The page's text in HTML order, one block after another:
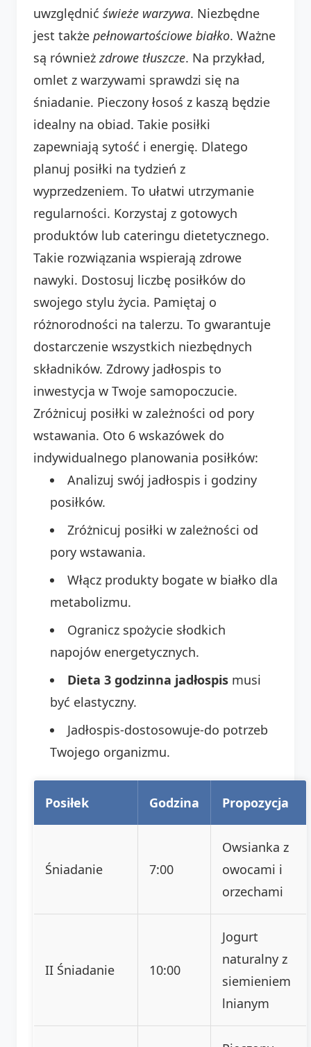
uwzględnić świeże warzywa. Niezbędne
jest także pełnowartościowe białko. Ważne
są również zdrowe tłuszcze. Na przykład,
omlet z warzywami sprawdzi się na
śniadanie. Pieczony łosoś z kaszą będzie
idealny na obiad. Takie posiłki
zapewniają sytość i energię. Dlatego
planuj posiłki na tydzień z
wyprzedzeniem. To ułatwi utrzymanie
regularności. Korzystaj z gotowych
produktów lub cateringu dietetycznego.
Takie rozwiązania wspierają zdrowe
nawyki. Dostosuj liczbę posiłków do
swojego stylu życia. Pamiętaj o
różnorodności na talerzu. To gwarantuje
dostarczenie wszystkich niezbędnych
składników. Zdrowy jadłospis to
inwestycja w Twoje samopoczucie.
Zróżnicuj posiłki w zależności od pory
wstawania. Oto 6 wskazówek do
indywidualnego planowania posiłków:
Analizuj swój jadłospis i godziny
posiłków.
Zróżnicuj posiłki w zależności od
pory wstawania.
Włącz produkty bogate w białko dla
metabolizmu.
Ogranicz spożycie słodkich
napojów energetycznych.
Dieta 3 godzinna jadłospis musi
być elastyczny.
Jadłospis-dostosowuje-do potrzeb
Twojego organizmu.
Posiłek Godzina Propozycja
Śniadanie 7:00
Owsianka z
owocami i
orzechami
II Śniadanie 10:00
Jogurt
naturalny z
siemieniem
lnianym